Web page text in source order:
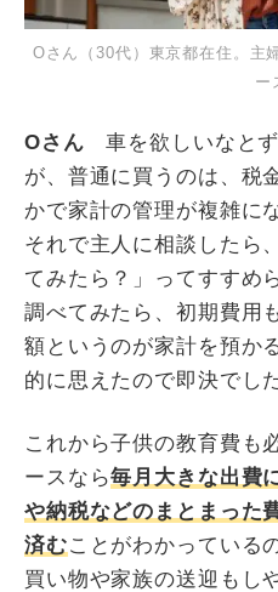
Oさん（30代）東京都在住。
ー
Oさん 車を欲しいなと
が、普通に買うのは、税
かで家計の管理が複雑に
それで主人に相談したら
てみたら？」ってすすめ
調べてみたら、初期費用
額というのが家計を預か
的に思えたので即決でした
これから子供の教育費も
ースなら毎月大きな出費
や納税などのまとまった
済むことがわかっている
買い物や家族の送迎もし